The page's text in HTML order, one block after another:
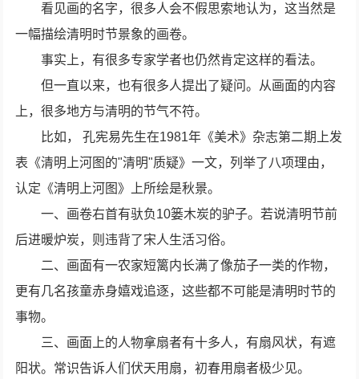
看见画的名字，很多人会不假思索地认为，这当然是
一幅描绘清明时节景象的画卷。
事实上，有很多专家学者也仍然肯定这样的看法。
但一直以来，也有很多人提出了疑问。从画面的内容
上，很多地方与清明的节气不符。
比如， 孔宪易先生在1981年《美术》杂志第二期上发
表《清明上河图的"清明"质疑》一文，列举了八项理由，
认定《清明上河图》上所绘是秋景。
一、画卷右首有驮负10篓木炭的驴子。若说清明节前
后进暖炉炭，则违背了宋人生活习俗。
二、画面有一农家短篱内长满了像茄子一类的作物，
更有几名孩童赤身嬉戏追逐，这些都不可能是清明时节的
事物。
三、画面上的人物拿扇者有十多人，有扇风状，有遮
阳状。常识告诉人们伏天用扇，初春用扇者极少见。